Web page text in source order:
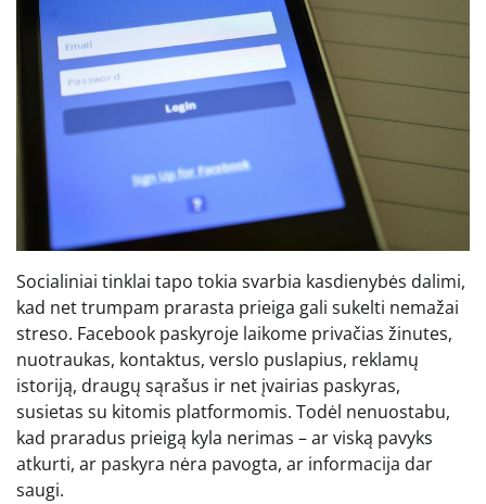
Socialiniai tinklai tapo tokia svarbia kasdienybės dalimi,
kad net trumpam prarasta prieiga gali sukelti nemažai
streso. Facebook paskyroje laikome privačias žinutes,
nuotraukas, kontaktus, verslo puslapius, reklamų
istoriją, draugų sąrašus ir net įvairias paskyras,
susietas su kitomis platformomis. Todėl nenuostabu,
kad praradus prieigą kyla nerimas – ar viską pavyks
atkurti, ar paskyra nėra pavogta, ar informacija dar
saugi.